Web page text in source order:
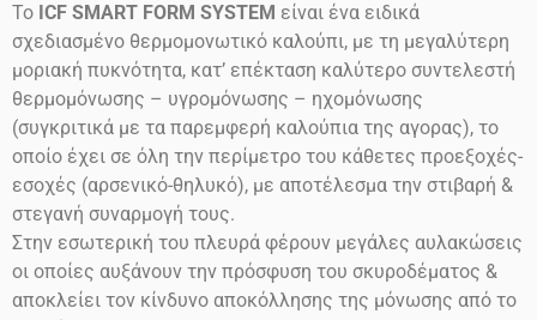
Το ICF SMART FORM SYSTEM είναι ένα ειδικά
σχεδιασμένο θερμομονωτικό καλούπι, με τη μεγαλύτερη
μοριακή πυκνότητα, κατ’ επέκταση καλύτερο συντελεστή
θερμομόνωσης – υγρομόνωσης – ηχομόνωσης
(συγκριτικά με τα παρεμφερή καλούπια της αγορας), το
οποίο έχει σε όλη την περίμετρο του κάθετες προεξοχές-
εσοχές (αρσενικό-θηλυκό), με αποτέλεσμα την στιβαρή &
στεγανή συναρμογή τους.
Στην εσωτερική του πλευρά φέρουν μεγάλες αυλακώσεις
οι οποίες αυξάνουν την πρόσφυση του σκυροδέματος &
αποκλείει τον κίνδυνο αποκόλλησης της μόνωσης από το